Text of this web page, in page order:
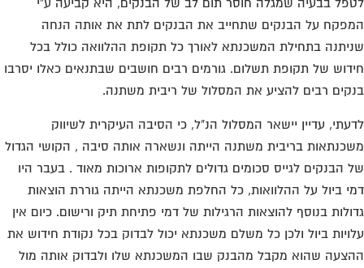
בבעיה שמגלה חוסר תום לב של הבנקים, היא קביעה ע"י
על הבנקים שתחייב את הבנקים לתת את אותה הנחה
בתחילת המשכנתא לאורך כל תקופת ההלוואה כולל בכל
של תקופת תשלום. גורמים רבים חושבים שבתנאים כאלו יסרבו
רבים להציע את המסלול של ריבית משתנה.
עדיין יישאר המסלול הנ"ל, כי הסיבה העיקרית לשיווק
בריבית משתנה הייתה ונשארה אותה סיבה , הקושי הגדול
הבנקים לגייס סכומים גדולים לתקופות ארוכות מאוד . בעבר היו
ביול על ההלוואות, כל החלפת משכנתא הייתה גוררת הוצאות
בנוסף להוצאות הרגילות של דמי פתיחת תיק ורישום. כיום אין
ביול ולכן כל משלם משכנתא יכול לבדוק בכל נקודת חידוש את
שהוא מקבל מהבנק שבו המשכנתא שלו ולבדוק אותה מול